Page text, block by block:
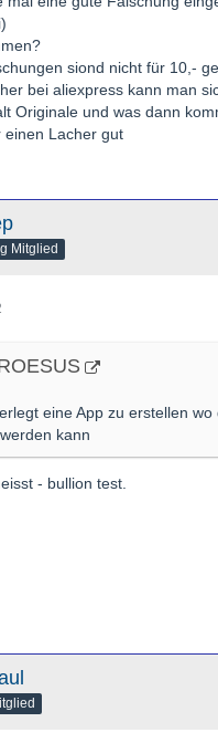
siond nicht für 10,-
bei aliexpress kann man
Originale und was dann
einen Lacher gut
Mitglied
eine App zu erstellen wo
kann
- bullion test.